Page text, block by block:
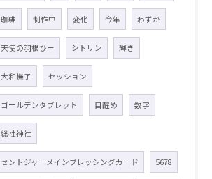
珈琲 制作中 変化 今年 わずか
天使の羽根ひー シトリン 輝き
大和撫子 セッション
ゴールデンタブレット 目醒め 数字
総社神社
セントジャーメインブレッシングカード 5678